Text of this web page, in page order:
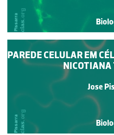
PAREDE CELULAR EM
NICOTIANA
Jose